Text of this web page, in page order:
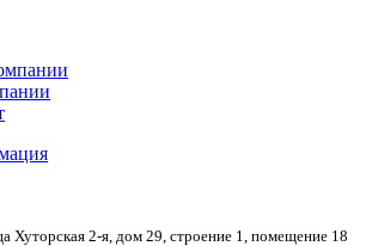
Хуторская 2-я, дом 29, строение 1, помещение 18